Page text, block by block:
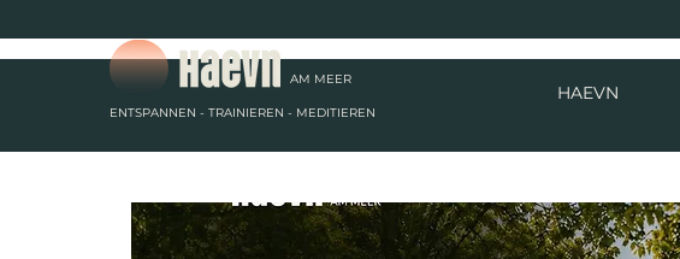
AM MEER
ENTSPANNEN - TRAINIEREN - MEDITIEREN
HAEVN